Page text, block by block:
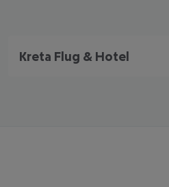
Kreta Flug & Hotel